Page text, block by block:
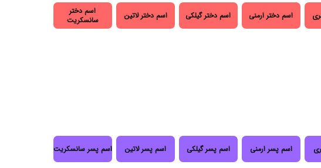
اسم دختر ارمنی اسم دختر گیلکی اسم دختر لاتین
اسم دختر
سانسکریت
اسم پسر ارمنی اسم پسر گیلکی اسم پسر لاتین اسم پسر سانسکریت